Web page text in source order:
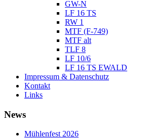
GW-N
LF 16 TS
RW 1
MTF (F-749)
MTF alt
TLF 8
LF 10/6
LF 16 TS EWALD
Impressum & Datenschutz
Kontakt
Links
News
Mühlenfest 2026